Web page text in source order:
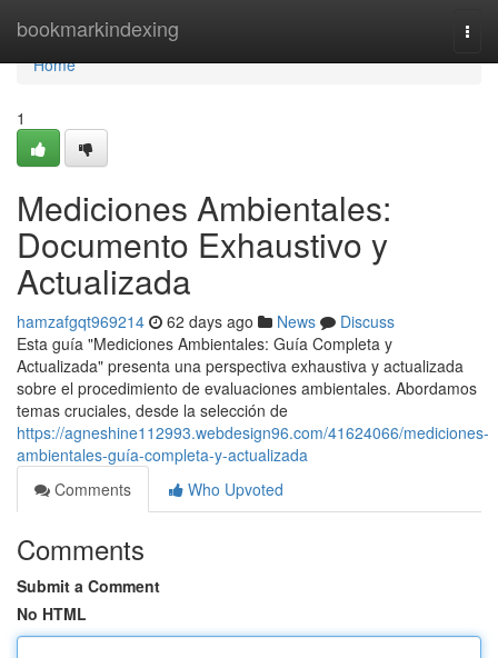
bookmarkindexing
Home
Home
1
Mediciones Ambientales:
Documento Exhaustivo y
Actualizada
hamzafgqt969214 62 days ago News
Discuss
Esta guía "Mediciones Ambientales: Guía Completa y
Actualizada" presenta una perspectiva exhaustiva y actualizada
sobre el procedimiento de evaluaciones ambientales. Abordamos
temas cruciales, desde la selección de
https://agneshine112993.webdesign96.com/41624066/mediciones-
ambientales-guía-completa-y-actualizada
Comments
Who Upvoted
Comments
Submit a Comment
No HTML